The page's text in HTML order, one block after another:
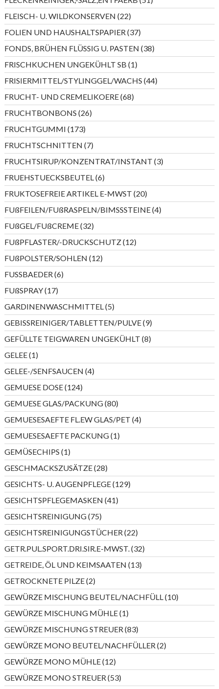
Produkte
FLEISCH- U. WILDKONSERVEN 2222
Produkte
FOLIEN UND HAUSHALTSPAPIER 3737
Produkte
FONDS, BRÜHEN FLÜSSIG U. PASTEN 3838
Produkte
FRISCHKUCHEN UNGEKÜHLT SB 11
Produkt
FRISIERMITTEL/STYLINGGEL/WACHS 4444
Produkte
FRUCHT- UND CREMELIKOERE 6868
Produkte
FRUCHTBONBONS 2626
Produkte
FRUCHTGUMMI 173173
Produkte
FRUCHTSCHNITTEN 77
Produkte
FRUCHTSIRUP/KONZENTRAT/INSTANT 33
Produkte
FRUEHSTUECKSBEUTEL 66
Produkte
FRUKTOSEFREIE ARTIKEL E-MWST 2020
Produkte
FUßFEILEN/FUßRASPELN/BIMSSSTEINE 44
Produkte
FUßGEL/FUßCREME 3232
Produkte
FUßPFLASTER/-DRUCKSCHUTZ 1212
Produkte
FUßPOLSTER/SOHLEN 1212
Produkte
FUSSBAEDER 66
Produkte
FUßSPRAY 1717
Produkte
GARDINENWASCHMITTEL 55
Produkte
GEBISSREINIGER/TABLETTEN/PULVE 99
Produkte
GEFÜLLTE TEIGWAREN UNGEKÜHLT 88
Produkte
GELEE 11
Produkt
GELEE-/SENFSAUCEN 44
Produkte
GEMUESE DOSE 124124
Produkte
GEMUESE GLAS/PACKUNG 8080
Produkte
GEMUESESAEFTE FL.EW GLAS/PET 44
Produkte
GEMUESESAEFTE PACKUNG 11
Produkt
GEMÜSECHIPS 11
Produkt
GESCHMACKSZUSÄTZE 2828
Produkte
GESICHTS- U. AUGENPFLEGE 129129
Produkte
GESICHTSPFLEGEMASKEN 4141
Produkte
GESICHTSREINIGUNG 7575
Produkte
GESICHTSREINIGUNGSTÜCHER 2222
Produkte
GETR.PUL.SPORT.DRI.SIR.E-MWST. 3232
Produkte
GETREIDE, ÖL UND KEIMSAATEN 1313
Produkte
GETROCKNETE PILZE 22
Produkte
GEWÜRZE MISCHUNG BEUTEL/NACHFÜLL 1010
Produkte
GEWÜRZE MISCHUNG MÜHLE 11
Produkt
GEWÜRZE MISCHUNG STREUER 8383
Produkte
GEWÜRZE MONO BEUTEL/NACHFÜLLER 22
Produkte
GEWÜRZE MONO MÜHLE 1212
Produkte
GEWÜRZE MONO STREUER 5353